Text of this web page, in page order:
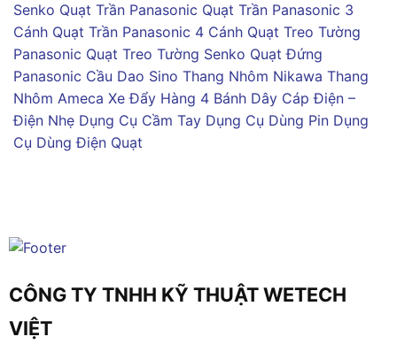
Senko Quạt Trần Panasonic Quạt Trần Panasonic 3
Cánh Quạt Trần Panasonic 4 Cánh Quạt Treo Tường
Panasonic Quạt Treo Tường Senko Quạt Đứng
Panasonic Cầu Dao Sino Thang Nhôm Nikawa Thang
Nhôm Ameca Xe Đẩy Hàng 4 Bánh Dây Cáp Điện –
Điện Nhẹ Dụng Cụ Cầm Tay Dụng Cụ Dùng Pin Dụng
Cụ Dùng Điện Quạt
CÔNG TY TNHH KỸ THUẬT WETECH
VIỆT